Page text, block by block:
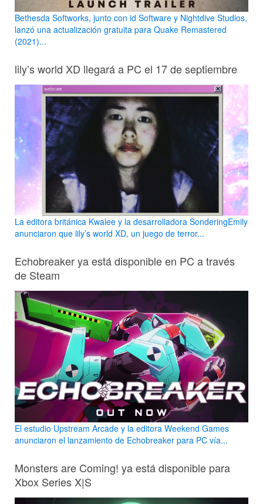
Bethesda Softworks, junto con id Software y Nightdive Studios,
lanzó una actualización gratuita para Quake Remastered
(2021)...
lily’s world XD llegará a PC el 17 de septiembre
La editora británica Kwalee y la desarrolladora SonderingEmily
anunciaron que lily’s world XD, un juego de terror...
Echobreaker ya está disponible en PC a través
de Steam
El estudio Upstream Arcade y la editora Weekend Games
anunciaron el lanzamiento de Echobreaker para PC vía...
Monsters are Coming! ya está disponible para
Xbox Series X|S